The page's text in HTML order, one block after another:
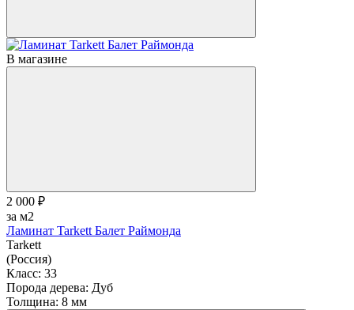
В магазине
2 000 ₽
за м2
Ламинат Tarkett Балет Раймонда
Tarkett
(Россия)
Класс: 33
Порода дерева: Дуб
Толщина: 8 мм